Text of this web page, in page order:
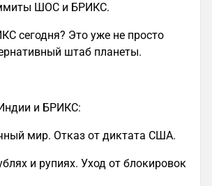
ШОС и БРИКС.
сегодня? Это уже не просто
штаб планеты.
и БРИКС:
мир. Отказ от диктата США.
и рупиях. Уход от блокировок